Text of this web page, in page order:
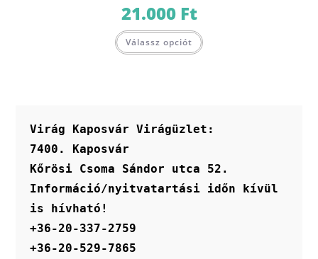
21.000 Ft
Válassz opciót
Virág Kaposvár Virágüzlet:
7400. Kaposvár
Kőrösi Csoma Sándor utca 52.
Információ/nyitvatartási időn kívül
is hívható!
+36-20-337-2759
+36-20-529-7865